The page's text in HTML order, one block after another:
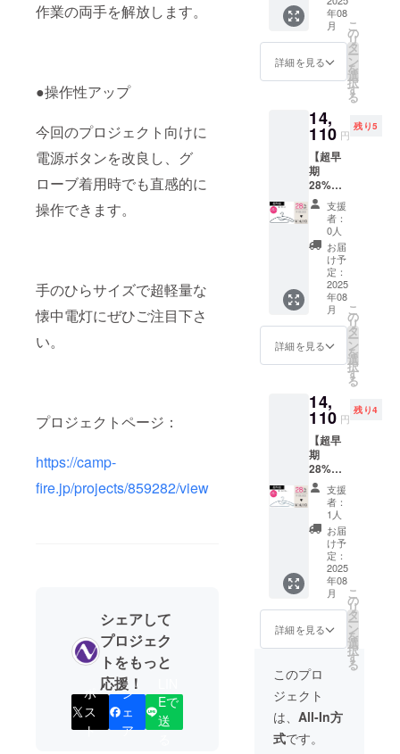
作業の両手を解放します。
●操作性アップ
今回のプロジェクト向けに
電源ボタンを改良し、グ
ローブ着用時でも直感的に
操作できます。
手のひらサイズで超軽量な
懐中電灯にぜひご注目下さ
い。
プロジェクトページ：
https://camp-
fire.jp/projects/859282/view
シェアして
プロジェク
トをもっと
応援！
ポ
ス
ト
シ
ェ
ア
Eで
送
※皆様の
ご支援
により
率が向
上した
売価格
が販売
予定価
格より
下がる
可能性
もござ
いま
す。
ざいま
す。ご
了承く
ださ
い。 ※
材の供
給状
況、製
造工程
上の都
合等に
より出
荷時期
が遅れ
る場合
があり
ます。
※皆様の
ご支援
により
率が向
上した
売価格
が販売
予定価
格より
下がる
可能性
もござ
いま
す。
予定価
格に送
料を含
む合計
す。
※ご支援
キャン
セルは
できま
せん。
※デザイ
ン・仕
様は変
更にな
る可能
性もご
ざいま
す。ご
了承く
ださ
使用部
材の供
給状
況、製
造工程
上の都
合等に
より出
荷時期
が遅れ
る場合
があり
ます。
※皆様の
ご支援
量産効
率が向
場合、
正規販
売価格
が販売
格より
み) 一
般販売
予定価
格：
9,800円
商品内
容＞ タ
キレン
ハン
ガー10
本セッ
ト（ラ
イトグ
レー）
※消費税
込み ※
割引率
は販売
予定価
格に送
料を含
む合計
す。
※ご支援
キャン
セルは
できま
せん。
※デザイ
ン・仕
様は変
更にな
る可能
性もご
ざいま
す。ご
了承く
ださ
状況、
材の供
給状
造工程
年08
月
詳細を見る
こ
の
リ
タ
ー
ン
を
選
択
す
る
14,
110 円
残り5
【超早
期
28%OF
F】
5,490円
割引
→14,11
0円(税
込み・
送料込
み) 一
般販売
予定価
格：
19,600
＜商品
内容＞
タキレ
ンハン
ガー20
本セッ
ト（ブ
ラッ
ク） ※
消費税
込み ※
割引率
は販売
予定価
格に送
料を含
む合計
もので
※ご支援
後の
キャン
セルは
支援
者：
0人
お届
け予
定：
2025
年08
月
詳細を見る
こ
の
リ
タ
ー
ン
を
選
択
す
る
14,
110 円
残り4
【超早
期
28%OF
F】
5,490円
割引
→14,11
0円(税
込み・
送料込
み) 一
般販売
予定価
格：
19,600
込み）
＜商品
内容＞
タキレ
ンハン
ガー20
支援
者：
1人
お届
け予
定：
2025
年08
月
詳細を見る
こ
の
リ
タ
ー
ン
を
選
択
す
る
このプロ
ジェクト
は、 All-In方
式です。